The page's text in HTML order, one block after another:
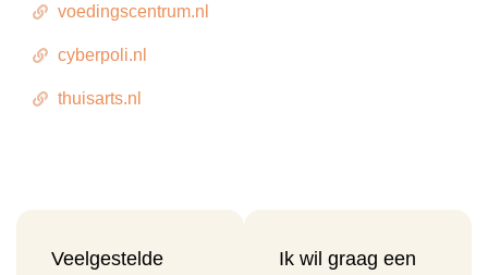
voedingscentrum.nl
cyberpoli.nl
thuisarts.nl
Veelgestelde
Ik wil graag een